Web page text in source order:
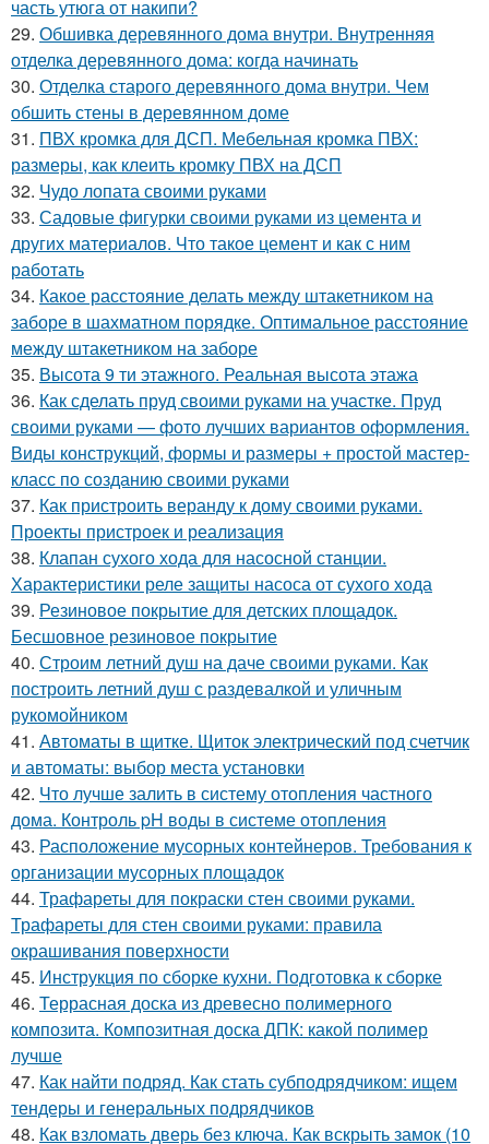
часть утюга от накипи?
29. Обшивка деревянного дома внутри. Внутренняя
отделка деревянного дома: когда начинать
30. Отделка старого деревянного дома внутри. Чем
обшить стены в деревянном доме
31. ПВХ кромка для ДСП. Мебельная кромка ПВХ:
размеры, как клеить кромку ПВХ на ДСП
32. Чудо лопата своими руками
33. Садовые фигурки своими руками из цемента и
других материалов. Что такое цемент и как с ним
работать
34. Какое расстояние делать между штакетником на
заборе в шахматном порядке. Оптимальное расстояние
между штакетником на заборе
35. Высота 9 ти этажного. Реальная высота этажа
36. Как сделать пруд своими руками на участке. Пруд
своими руками — фото лучших вариантов оформления.
Виды конструкций, формы и размеры + простой мастер-
класс по созданию своими руками
37. Как пристроить веранду к дому своими руками.
Проекты пристроек и реализация
38. Клапан сухого хода для насосной станции.
Характеристики реле защиты насоса от сухого хода
39. Резиновое покрытие для детских площадок.
Бесшовное резиновое покрытие
40. Строим летний душ на даче своими руками. Как
построить летний душ с раздевалкой и уличным
рукомойником
41. Автоматы в щитке. Щиток электрический под счетчик
и автоматы: выбор места установки
42. Что лучше залить в систему отопления частного
дома. Контроль pH воды в системе отопления
43. Расположение мусорных контейнеров. Требования к
организации мусорных площадок
44. Трафареты для покраски стен своими руками.
Трафареты для стен своими руками: правила
окрашивания поверхности
45. Инструкция по сборке кухни. Подготовка к сборке
46. Террасная доска из древесно полимерного
композита. Композитная доска ДПК: какой полимер
лучше
47. Как найти подряд. Как стать субподрядчиком: ищем
тендеры и генеральных подрядчиков
48. Как взломать дверь без ключа. Как вскрыть замок (10